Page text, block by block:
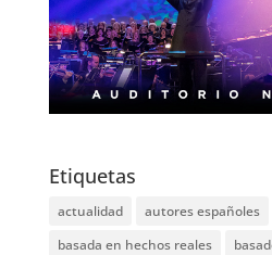
Etiquetas
actualidad autores españoles
basada en hechos reales